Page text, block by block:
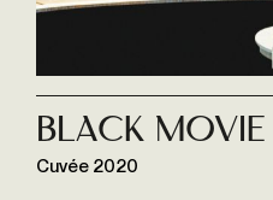
Black Movie
Cuvée 2020